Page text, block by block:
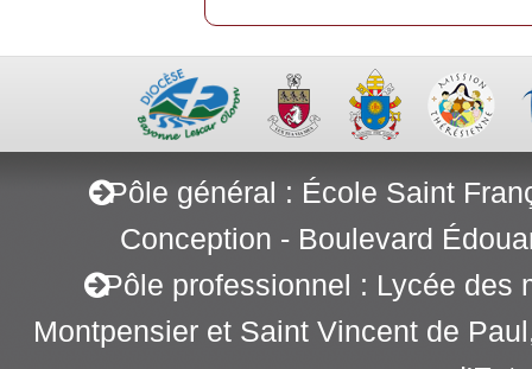
Pôle général : École Saint
Conception - Boulevard
Pôle professionnel : Lycée des
Montpensier et Saint Vincent de